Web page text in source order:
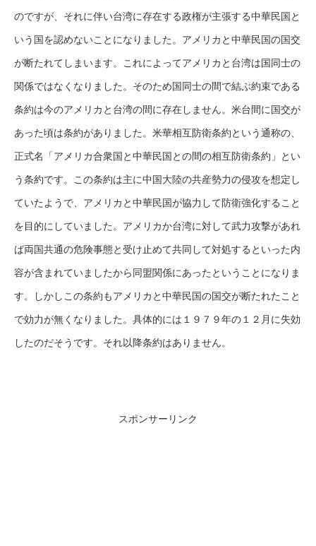
のですが、それに伴い台湾に存在する政権が主張する中華民国と
いう国を認めないことになりました。アメリカと中華民国の国交
が断たれてしまいます。これによってアメリカと台湾は国同士の
関係ではなくなりました。そのため国同士の間で結ぶ約束である
条約は今のアメリカと台湾の間に存在しません。米台間に国交が
あった頃は条約がありました。米華相互防衛条約という通称の、
正式名「アメリカ合衆国と中華民国との間の相互防衛条約」とい
う条約です。この条約は主に中国大陸の共産勢力の侵攻を想定し
ていたようで、アメリカと中華民国が協力して防衛強化すること
を目的にしていました。アメリカか台湾に対して武力攻撃があれ
ば両国共通の危険事態と受け止めて共同して対処するといった内
容が含まれていましたから同盟関係にあったということになりま
す。しかしこの条約もアメリカと中華民国の国交が断たれたこと
で効力が無くなりました。具体的には１９７９年の１２月に失効
したのだそうです。それ以降条約はありません。
スポンサーリンク